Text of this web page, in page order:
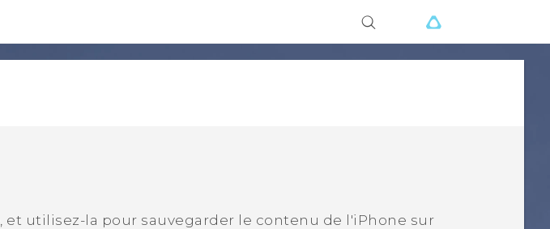
, et utilisez-la pour sauvegarder le contenu de l'iPhone sur